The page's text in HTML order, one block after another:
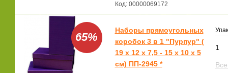
Код: 00000069172
65%
Наборы прямоугольных
коробок 3 в 1 "Пурпур" (
19 х 12 х 7,5 - 15 х 10 х 5
см) ПП-2945 *
1